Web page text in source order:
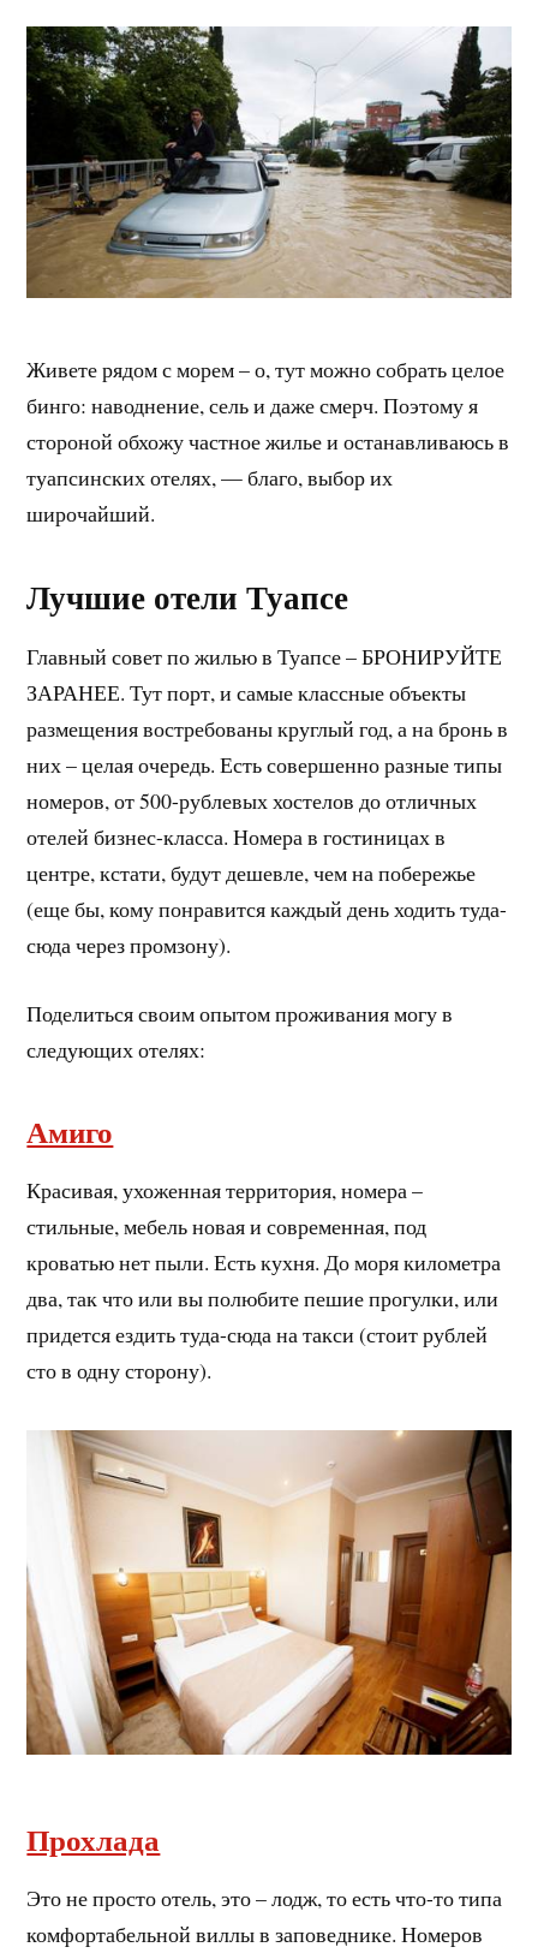
Живете рядом с морем – о, тут можно собрать целое
бинго: наводнение, сель и даже смерч. Поэтому я
стороной обхожу частное жилье и останавливаюсь в
туапсинских отелях, — благо, выбор их
широчайший.
Лучшие отели Туапсе
Главный совет по жилью в Туапсе – БРОНИРУЙТЕ
ЗАРАНЕЕ. Тут порт, и самые классные объекты
размещения востребованы круглый год, а на бронь в
них – целая очередь. Есть совершенно разные типы
номеров, от 500-рублевых хостелов до отличных
отелей бизнес-класса. Номера в гостиницах в
центре, кстати, будут дешевле, чем на побережье
(еще бы, кому понравится каждый день ходить туда-
сюда через промзону).
Поделиться своим опытом проживания могу в
следующих отелях:
Амиго
Красивая, ухоженная территория, номера –
стильные, мебель новая и современная, под
кроватью нет пыли. Есть кухня. До моря километра
два, так что или вы полюбите пешие прогулки, или
придется ездить туда-сюда на такси (стоит рублей
сто в одну сторону).
Прохлада
Это не просто отель, это – лодж, то есть что-то типа
комфортабельной виллы в заповеднике. Номеров